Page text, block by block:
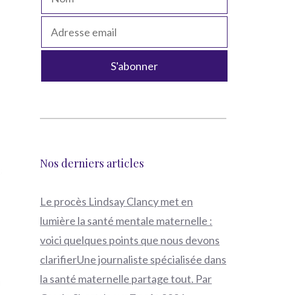
Nos derniers articles
Le procès Lindsay Clancy met en
lumière la santé mentale maternelle :
voici quelques points que nous devons
clarifierUne journaliste spécialisée dans
la santé maternelle partage tout. Par